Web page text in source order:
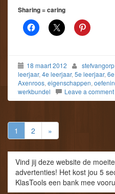
Sharing = caring
18 maart 2012 stefvangorp
leerjaar,4e leerjaar,5e leerjaar,
Axenroos,eigenschappen,
werkbundel
Leave a comment
1 2 »
Vind jij deze website de
advertenties! Het kost jou 5
KlasTools een bank mee